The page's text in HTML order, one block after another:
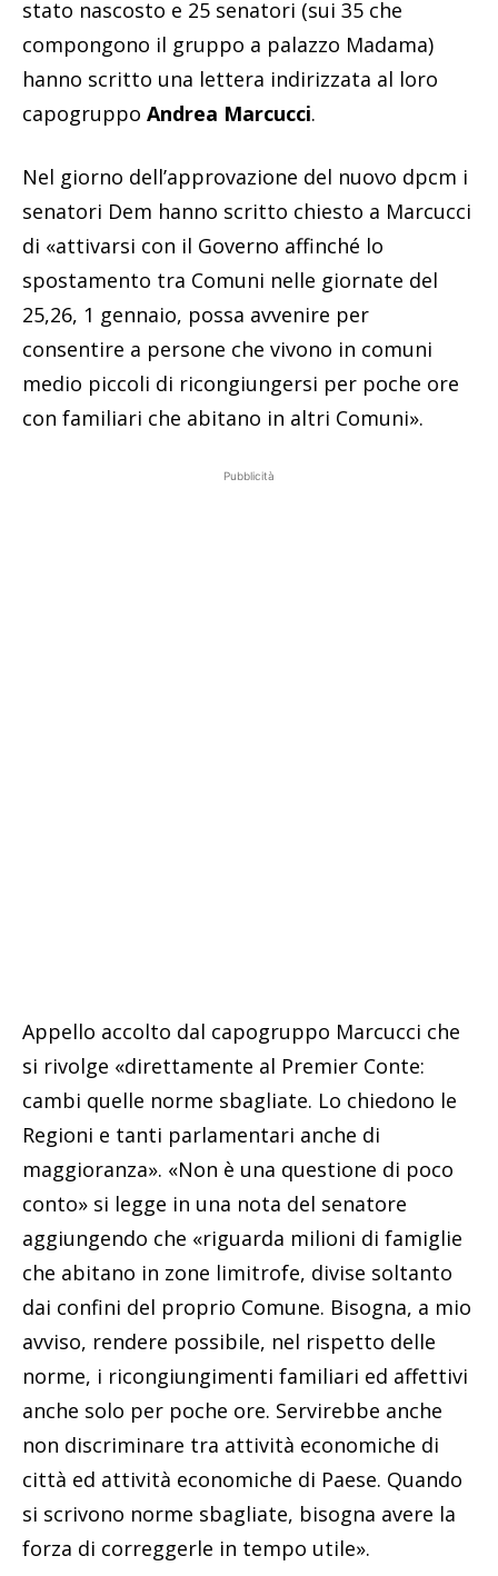
stato nascosto e 25 senatori (sui 35 che
compongono il gruppo a palazzo Madama)
hanno scritto una lettera indirizzata al loro
capogruppo Andrea Marcucci.
Nel giorno dell’approvazione del nuovo dpcm i
senatori Dem hanno scritto chiesto a Marcucci
di «attivarsi con il Governo affinché lo
spostamento tra Comuni nelle giornate del
25,26, 1 gennaio, possa avvenire per
consentire a persone che vivono in comuni
medio piccoli di ricongiungersi per poche ore
con familiari che abitano in altri Comuni».
Pubblicità
Appello accolto dal capogruppo Marcucci che
si rivolge «direttamente al Premier Conte:
cambi quelle norme sbagliate. Lo chiedono le
Regioni e tanti parlamentari anche di
maggioranza». «Non è una questione di poco
conto» si legge in una nota del senatore
aggiungendo che «riguarda milioni di famiglie
che abitano in zone limitrofe, divise soltanto
dai confini del proprio Comune. Bisogna, a mio
avviso, rendere possibile, nel rispetto delle
norme, i ricongiungimenti familiari ed affettivi
anche solo per poche ore. Servirebbe anche
non discriminare tra attività economiche di
città ed attività economiche di Paese. Quando
si scrivono norme sbagliate, bisogna avere la
forza di correggerle in tempo utile».